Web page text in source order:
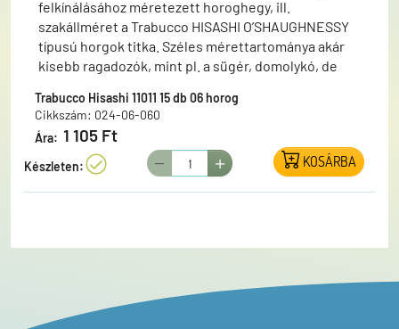
felkínálásához méretezett horoghegy, ill.
szakállméret a Trabucco HISASHI O’SHAUGHNESSY
típusú horgok titka. Széles mérettartománya akár
kisebb ragadozók, mint pl. a sügér, domolykó, de
kielégíti.
Trabucco Hisashi 11011 15 db 06 horog
Cikkszám: 024-06-060
Ára: 1 105 Ft
Készleten: KOSÁRBA